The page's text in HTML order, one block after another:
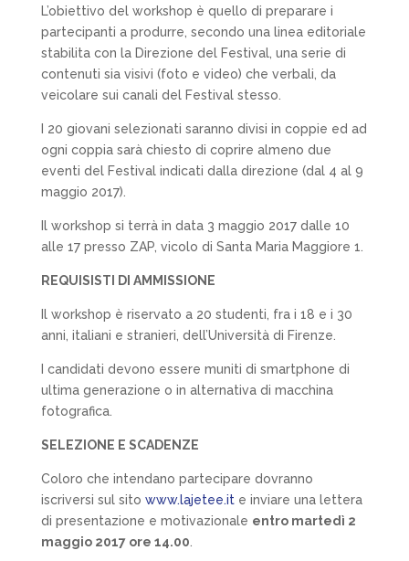
L’obiettivo del workshop è quello di preparare i
partecipanti a produrre, secondo una linea editoriale
stabilita con la Direzione del Festival, una serie di
contenuti sia visivi (foto e video) che verbali, da
veicolare sui canali del Festival stesso.
I 20 giovani selezionati saranno divisi in coppie ed ad
ogni coppia sarà chiesto di coprire almeno due
eventi del Festival indicati dalla direzione (dal 4 al 9
maggio 2017).
Il workshop si terrà in data 3 maggio 2017 dalle 10
alle 17 presso ZAP, vicolo di Santa Maria Maggiore 1.
REQUISISTI DI AMMISSIONE
Il workshop è riservato a 20 studenti, fra i 18 e i 30
anni, italiani e stranieri, dell’Università di Firenze.
I candidati devono essere muniti di smartphone di
ultima generazione o in alternativa di macchina
fotografica.
SELEZIONE E SCADENZE
Coloro che intendano partecipare dovranno
iscriversi sul sito www.lajetee.ite inviare una lettera
di presentazione e motivazionale entro martedì 2
maggio 2017 ore 14.00